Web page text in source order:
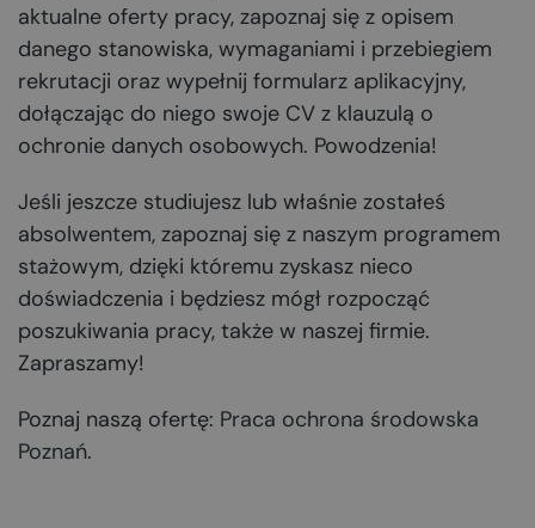
aktualne oferty pracy, zapoznaj się z opisem
danego stanowiska, wymaganiami i przebiegiem
rekrutacji oraz wypełnij formularz aplikacyjny,
dołączając do niego swoje CV z klauzulą o
ochronie danych osobowych. Powodzenia!
Jeśli jeszcze studiujesz lub właśnie zostałeś
absolwentem, zapoznaj się z naszym programem
stażowym, dzięki któremu zyskasz nieco
doświadczenia i będziesz mógł rozpocząć
poszukiwania pracy, także w naszej firmie.
Zapraszamy!
Poznaj naszą ofertę: Praca ochrona środowska
Poznań.